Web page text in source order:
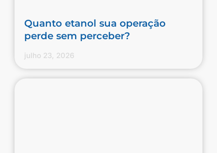
Quanto etanol sua operação
perde sem perceber?
julho 23, 2026